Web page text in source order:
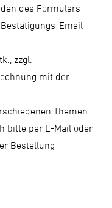
des Formulars
Email
zzgl.
mit der
Themen
bitte per E-Mail oder
Bestellung